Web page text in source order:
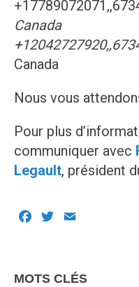
Canada
Canada
Nous vous
Pour plus
communiquer avec
Legault, président
Facebook
Twitter
MOTS CLÉS